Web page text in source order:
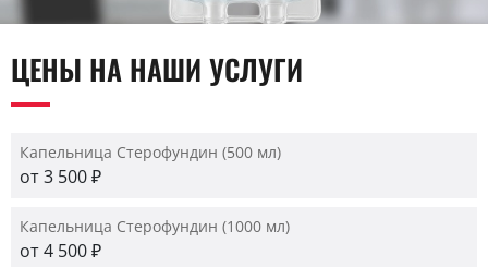
ЦЕНЫ НА НАШИ УСЛУГИ
Капельница Стерофундин (500 мл)
от 3 500 ₽
Капельница Стерофундин (1000 мл)
от 4 500 ₽